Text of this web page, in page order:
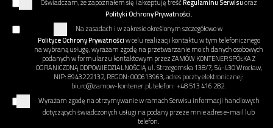
Polityki Ochrony Prywatności.
Na zasadach i w zakresie określonym szczegółowo w
Polityce Ochrony Prywatnościw celu realizacji kontaktu w tym telefonicznego
na wybraną usługę, wyrażam zgodę na przetwarzanie moich danych osobowych
podanych w formularzu kontaktowym przez ZAMÓW KONTENER SPÓŁKA Z
OGRANICZONĄ ODPOWIEDZIALNOŚCIĄ ul. Strzegomska 138/7, 54-430 Wrocław,
NIP: 8943222132, REGON: 000613963, adres poczty elektronicznej:
biuro@zamow-kontener.pl, telefon: +48 513 416 282.
Wyrażam zgodę na otrzymywanie w ramach Serwisu informacji handlowych
dotyczących świadczonych usługi na podany przeze mnie adres e-mail lub
telefon.